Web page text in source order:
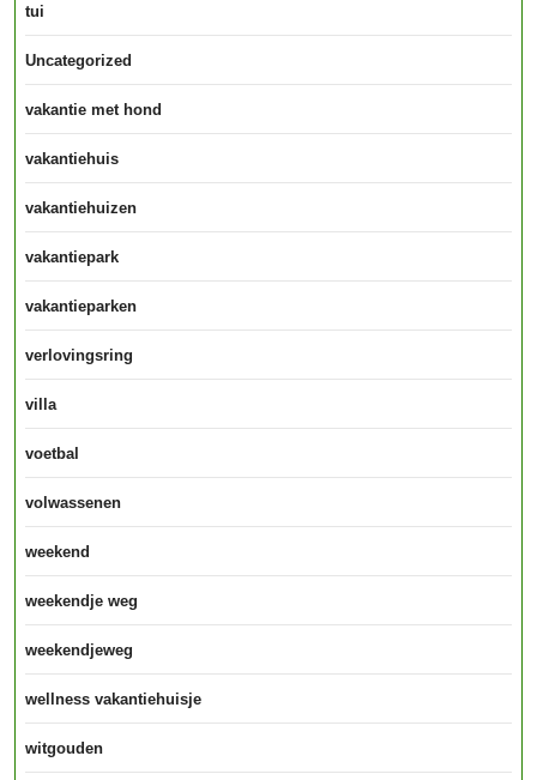
tui
Uncategorized
vakantie met hond
vakantiehuis
vakantiehuizen
vakantiepark
vakantieparken
verlovingsring
villa
voetbal
volwassenen
weekend
weekendje weg
weekendjeweg
wellness vakantiehuisje
witgouden